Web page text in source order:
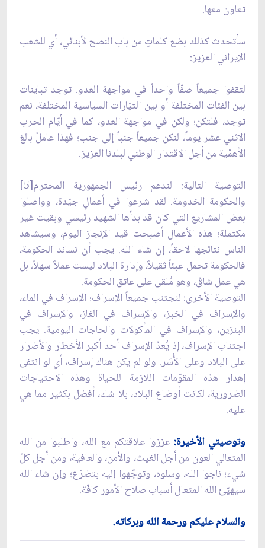
تعاون معها.
سأتحدث كذلك بضع كلماتٍ من باب النصح لأبنائي، أي للشعب
الإيراني العزيز:
لتقفوا جميعاً صفّاً واحداً في مواجهة العدو. توجد تباينات
بين الفئات المختلفة أو بين التيّارات السياسية المختلفة، نعم
توجد، فلتكن؛ ولكن في مواجهة العدو، كما في أيّام الحرب
الاثني عشر يوماً، لنكن جميعاً جنباً إلى جنب؛ فهذا عاملٌ بالغ
الأهمّية من أجل الاقتدار الوطني لبلدنا العزيز.
التوصية التالية: لندعم رئيس الجمهورية المحترم[5]
والحكومة الخدومة. لقد شرعوا في أعمالٍ جيّدة، وواصلوا
بعض المشاريع التي كان قد بدأها الشهيد رئيسي وبقيت غير
مكتملة؛ هذه الأعمال أصبحت قيد الإنجاز اليوم، وسيشاهد
الناس نتائجها لاحقاً، إن شاء الله. يجب أن نساند الحكومة،
فالحكومة تحمل عبئاً ثقيلاً، وإدارة البلاد ليست عملاً سهلاً، بل
هي عمل شاقّ، وهو مُلقى على عاتق الحكومة.
التوصية الأخرى: لنجتنب جميعاً الإسراف؛ الإسراف في الماء،
والإسراف في الخبز، والإسراف في الغاز، والإسراف في
البنزين، والإسراف في المأكولات والحاجات اليومية. يجب
اجتناب الإسراف، إذ يُعدّ الإسراف أحد أكبر الأخطار والأضرار
على البلاد وعلى الأُسَر. ولو لم يكن هناك إسراف، أي لو انتفى
إهدار هذه المقوّمات اللازمة للحياة وهذه الاحتياجات
الضرورية، لكانت أوضاع البلاد، بلا شك، أفضل بكثير مما هي
عليه.
وتوصيتي الأخيرة:عززوا علاقتكم مع الله، واطلبوا من الله
المتعالي العون من أجل الغيث، والأمن، والعافية، ومن أجل كلّ
شيء؛ ناجوا الله، وسلوه، وتوجّهوا إليه بتضرّع؛ وإن شاء الله
سيهيّئ الله المتعال أسباب صلاح الأمور كافّة.
والسلام عليكم ورحمة الله وبركاته.